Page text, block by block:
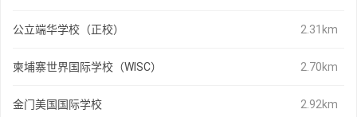
公立端华学校（正校） 2.31km
柬埔寨世界国际学校（WISC） 2.70km
金门美国国际学校 2.92km